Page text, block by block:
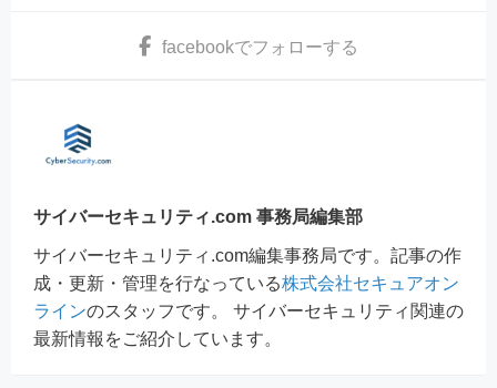
facebookでフォローする
サイバーセキュリティ.com 事務局編集部
サイバーセキュリティ.com編集事務局です。記事の作
成・更新・管理を行なっている株式会社セキュアオン
ラインのスタッフです。 サイバーセキュリティ関連の
最新情報をご紹介しています。